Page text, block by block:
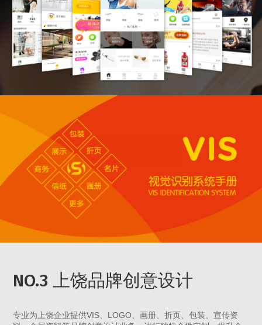
NO.3 上饶品牌创意设计
专业为上饶企业提供VIS、LOGO、画册、折页、包装、宣传资